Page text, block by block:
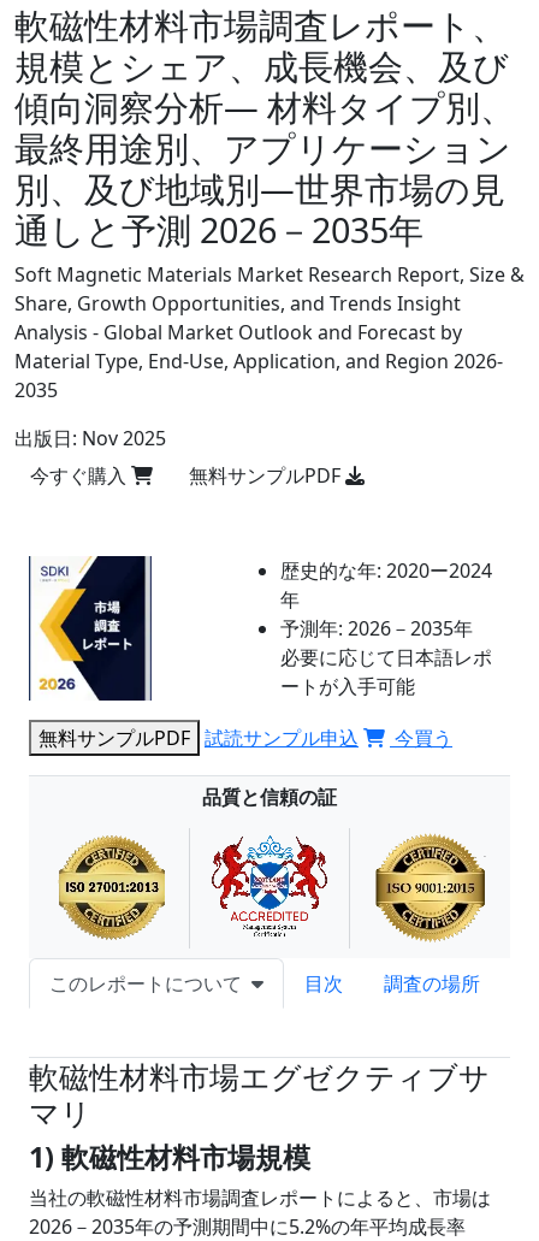
軟磁性材料市場調査レポート、
規模とシェア、成長機会、及び
傾向洞察分析― 材料タイプ別、
最終用途別、アプリケーション
別、及び地域別―世界市場の見
通しと予測 2026－2035年
Soft Magnetic Materials Market Research Report, Size &
Share, Growth Opportunities, and Trends Insight
Analysis - Global Market Outlook and Forecast by
Material Type, End-Use, Application, and Region 2026-
2035
出版日: Nov 2025
今すぐ購入
無料サンプルPDF
歴史的な年: 2020ー2024
年
予測年: 2026－2035年
必要に応じて日本語レポ
ートが入手可能
無料サンプルPDF 試読サンプル申込 今買う
品質と信頼の証
このレポートについて 目次
調査の場所
軟磁性材料市場エグゼクティブサ
マリ
1) 軟磁性材料市場規模
当社の軟磁性材料市場調査レポートによると、市場は
2026－2035年の予測期間中に5.2%の年平均成長率